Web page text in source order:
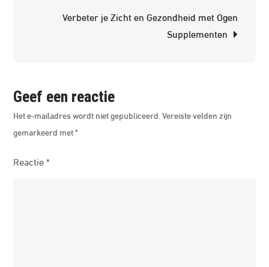
Verbeter je Zicht en Gezondheid met Ogen
Supplementen
Geef een reactie
Het e-mailadres wordt niet gepubliceerd. Vereiste velden zijn
gemarkeerd met*
Reactie*